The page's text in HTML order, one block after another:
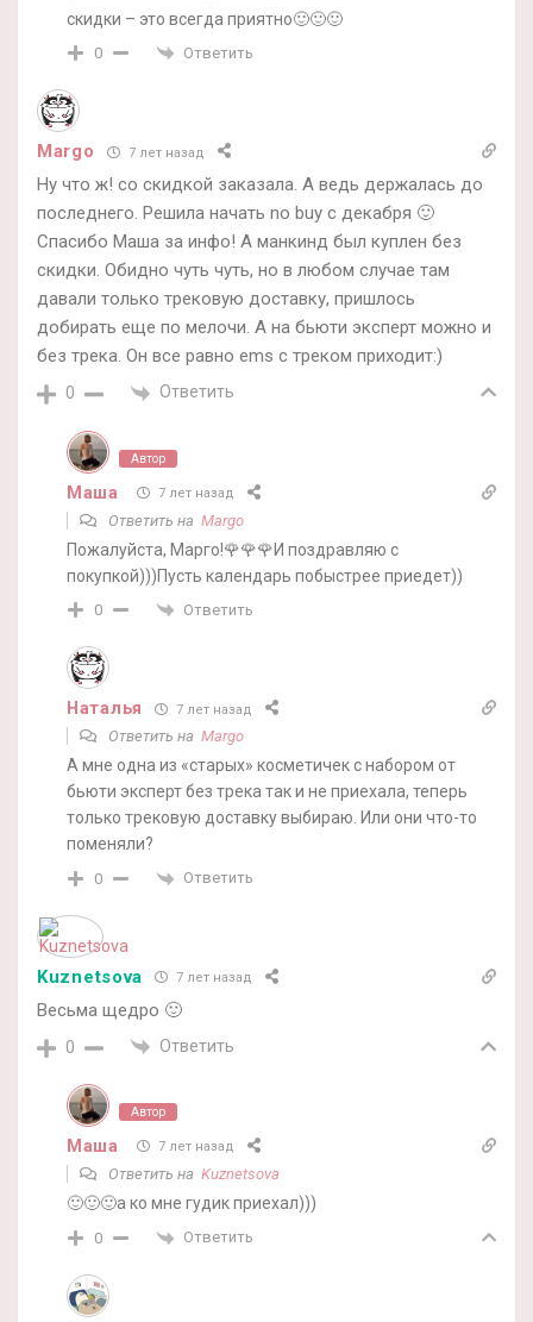
скидки – это всегда приятно🙂🙂🙂
0 Ответить
Margo 7 лет назад
Ну что ж! со скидкой заказала. А ведь держалась до
последнего. Решила начать no buy с декабря 🙂
Спасибо Маша за инфо! А манкинд был куплен без
скидки. Обидно чуть чуть, но в любом случае там
давали только трековую доставку, пришлось
добирать еще по мелочи. А на бьюти эксперт можно и
без трека. Он все равно ems с треком приходит:)
0 Ответить
Автор
Маша 7 лет назад
Ответить на Margo
Пожалуйста, Марго!🌹🌹🌹И поздравляю с
покупкой)))Пусть календарь побыстрее приедет))
0 Ответить
Наталья 7 лет назад
Ответить на Margo
А мне одна из «старых» косметичек с набором от
бьюти эксперт без трека так и не приехала, теперь
только трековую доставку выбираю. Или они что-то
поменяли?
0 Ответить
Kuznetsova 7 лет назад
Весьма щедро 🙂
0 Ответить
Автор
Маша 7 лет назад
Ответить на Kuznetsova
🙂🙂🙂а ко мне гудик приехал)))
0 Ответить